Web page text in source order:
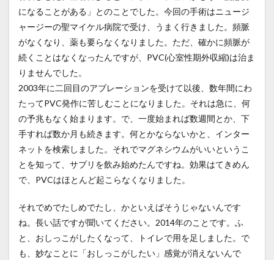
になることがある」とのことでした。今回の手術はニュージ
ャージーの聖マイケル病院で受け、うまく行きました。頻脈
がなくなり、薬も要らなくなりました。ただ、確かに頻脈が
続くことはなくなったんですが、PVC(心室性期外収縮)は治ま
りませんでした。
2003年に二回目のアブレーションを受けて以後、数年間にわ
たってPVC発作に苦しむことになりました。それは急に、何
の予兆もなく始まります。で、一度始まれば数週間とか、下
手すれば数か月も続きます。何とかならないかと、インター
ネットを検索しました。それでマグネシウムがいいというこ
とを知って、サプリを飲み始めたんですね。効果はてきめん
で、PVCはほとんど起こらなくなりました。
それでめでたしめでたし、かといえばそうじゃないんです
ね。長い話ですが聞いてください。2014年のことです。ふ
と、おしっこがしたくなって、トイレで用を足しました。で
も、妙なことに「おしっこがしたい」感覚が消えないんで